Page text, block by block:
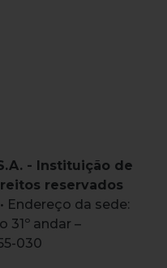
- Instituição de
reservados
Endereço da sede:
31º andar –
030